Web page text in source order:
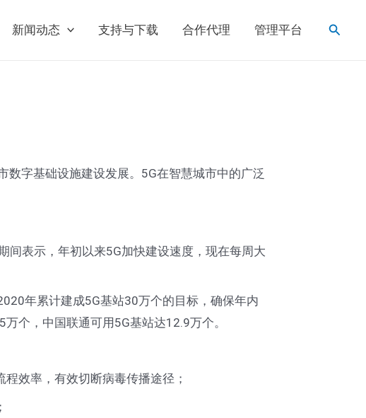
新闻动态 支持与下载 合作代理 管理平台
搜
数字基础设施建设发展。5G在智慧城市中的广泛
表示，年初以来5G加快建设速度，现在每周大
年累计建成5G基站30万个的目标，确保年内
个，中国联通可用5G基站达12.9万个。
效率，有效切断病毒传播途径；